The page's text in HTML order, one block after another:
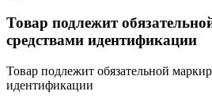
Товар подлежит
средствами идентификации
Товар подлежит обязательной
идентификации